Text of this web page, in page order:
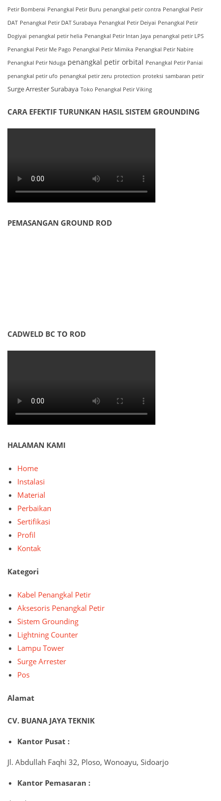
Petir Bomberai Penangkal Petir Buru penangkal petir contra Penangkal Petir
DAT Penangkal Petir DAT Surabaya Penangkal Petir Deiyai Penangkal Petir
Dogiyai penangkal petir helia Penangkal Petir Intan Jaya penangkal petir LPS
Penangkal Petir Me Pago Penangkal Petir Mimika Penangkal Petir Nabire
Penangkal Petir Nduga penangkal petir orbital Penangkal Petir Paniai
penangkal petir ufo penangkal petir zeru protection proteksi sambaran petir
Surge Arrester Surabaya Toko Penangkal Petir Viking
CARA EFEKTIF TURUNKAN HASIL SISTEM GROUNDING
PEMASANGAN GROUND ROD
CADWELD BC TO ROD
HALAMAN KAMI
Home
Instalasi
Material
Perbaikan
Sertifikasi
Profil
Kontak
Kategori
Kabel Penangkal Petir
Aksesoris Penangkal Petir
Sistem Grounding
Lightning Counter
Lampu Tower
Surge Arrester
Pos
Alamat
CV. BUANA JAYA TEKNIK
Kantor Pusat :
Jl. Abdullah Faqhi 32, Ploso, Wonoayu, Sidoarjo
Kantor Pemasaran :